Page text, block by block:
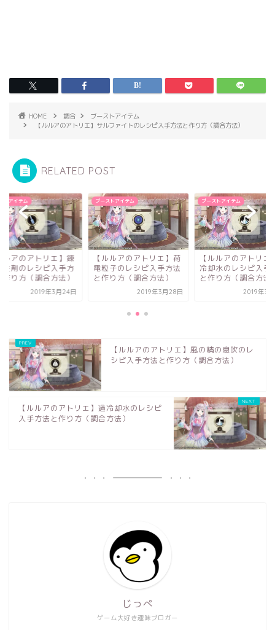
HOME 調合
ブーストアイテム
【ルルアのアトリエ】サルファイトのレシピ入手方法と作り方（調合方法）
RELATED POST
トアイテム
ルアのアトリエ】荷
子のレシピ入手方法
り方（調合方法）
2019年3月28日
ブーストアイテム
【ルルアのアトリエ】過
冷却水のレシピ入手方法
と作り方（調合方法）
2019年3月28日
ブーストアイテム
【ルルアのアトリエ
金活性剤のレシピ入
法と作り方（調合方
2019年3
【ルルアのアトリエ】風の精の息吹のレ
シピ入手方法と作り方（調合方法）
【ルルアのアトリエ】過冷却水のレシピ
入手方法と作り方（調合方法）
ゲーム大好き趣味ブロガー
じっぺ